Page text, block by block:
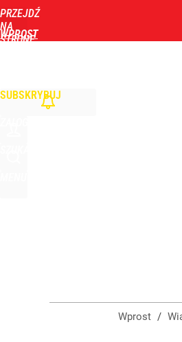
PRZEJDŹ
NA
STRONĘ
WPROST
SUBSKRYBUJ
Wprost /